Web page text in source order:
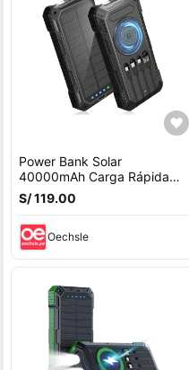
Power Bank Solar
40000mAh Carga Rápida
22.5W Inalámbrico
Resistente IP65 Negro
S/ 119.00
Oechsle